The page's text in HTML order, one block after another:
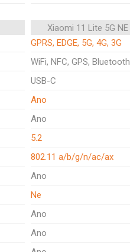
Xiaomi 11 Lite 5G NE
GPRS, EDGE, 5G, 4G, 3G
WiFi, NFC, GPS, Bluetooth
USB-C
Ano
Ano
5.2
802.11 a/b/g/n/ac/ax
Ano
Ne
Ano
Ano